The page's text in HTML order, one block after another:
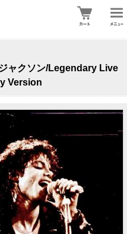
ャクソン/Legendary Live
Version